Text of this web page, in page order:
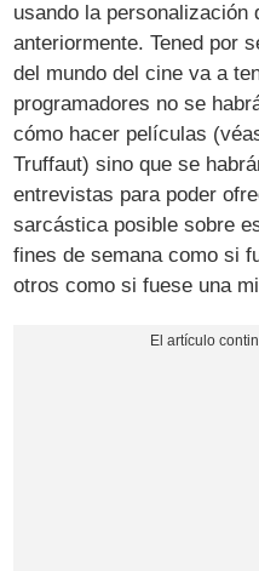
usando la personalización
anteriormente. Tened por
del mundo del cine va a
programadores no se
cómo hacer películas
Truffaut) sino que se
entrevistas para poder
sarcástica posible sobre
fines de semana como si
otros como si fuese una